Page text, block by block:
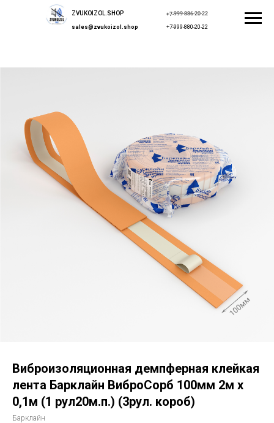
+7-999-880-20-22
+7-999-886-20-22
sales@zvukoizol.shop
ZVUKOIZOL.SHOP
Виброизоляционная демпферная клейкая
лента Барклайн ВиброСорб 100мм 2м х
0,1м (1 рул20м.п.) (3рул. короб)
Барклайн